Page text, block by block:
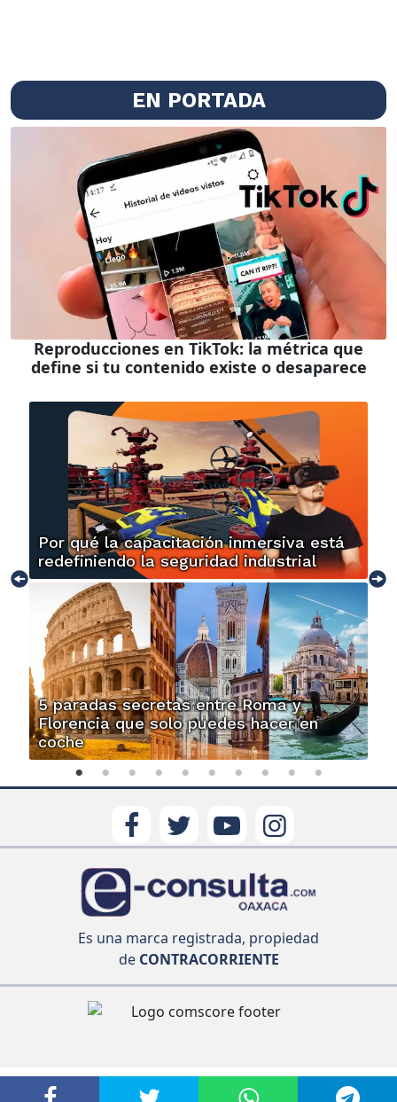
EN PORTADA
Reproducciones en TikTok: la métrica que
define si tu contenido existe o desaparece
Por qué la capacitación inmersiva está
redefiniendo la seguridad industrial
5 paradas secretas entre Roma y
Florencia que solo puedes hacer en
coche
Es una marca registrada, propiedad
deCONTRACORRIENTE